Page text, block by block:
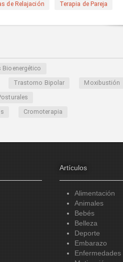
de Relajación Terapia de Pareja
Bioenergético
Trastorno Bipolar Moxibustión
Cromoterapia
Artículos
Alimentación
Animales
Bebés
Belleza
Deporte
Embarazo
Enfermedades